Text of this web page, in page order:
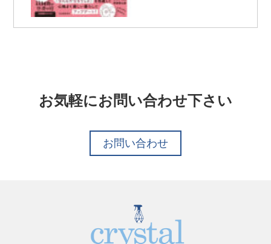
お気軽にお問い合わせ下さい
お問い合わせ